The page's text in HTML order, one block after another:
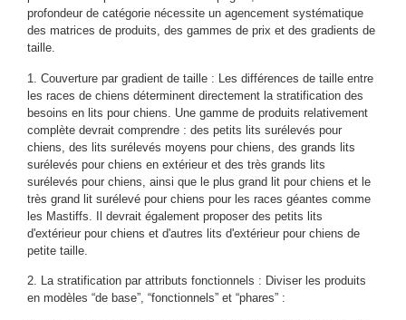
profondeur de catégorie nécessite un agencement systématique
des matrices de produits, des gammes de prix et des gradients de
taille.
1. Couverture par gradient de taille : Les différences de taille entre
les races de chiens déterminent directement la stratification des
besoins en lits pour chiens. Une gamme de produits relativement
complète devrait comprendre : des petits lits surélevés pour
chiens, des lits surélevés moyens pour chiens, des grands lits
surélevés pour chiens en extérieur et des très grands lits
surélevés pour chiens, ainsi que le plus grand lit pour chiens et le
très grand lit surélevé pour chiens pour les races géantes comme
les Mastiffs. Il devrait également proposer des petits lits
d'extérieur pour chiens et d'autres lits d'extérieur pour chiens de
petite taille.
2. La stratification par attributs fonctionnels : Diviser les produits
en modèles “de base”, “fonctionnels” et “phares” :